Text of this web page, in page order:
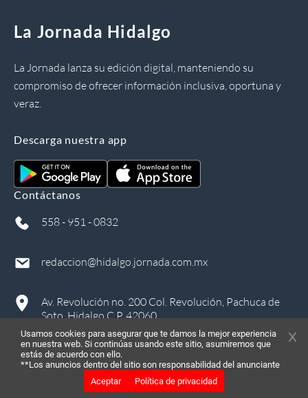
in
La Jornada Hidalgo
La Jornada lanza su edición digital, manteniendo su
compromiso de ofrecer información inclusiva, oportuna y
veraz.
Descarga nuestra app
Contáctanos
558 - 951 - 0832
redaccion@hidalgo.jornada.com.mx
Av. Revolución no. 200 Col. Revolución, Pachuca de
Soto, Hidalgo C.P. 42060
2026, Todos los derechos reservados
Usamos cookies para asegurar que te damos la mejor experiencia
en nuestra web. Si continúas usando este sitio, asumiremos que
estás de acuerdo con ello.
**Los anuncios dentro del sitio son responsabilidad del anunciante
Aceptar
Política de privacidad